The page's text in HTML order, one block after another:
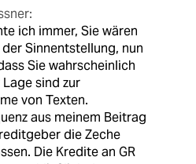
ich immer, Sie wären
Sinnentstellung, nun
Sie wahrscheinlich
sind zur
von Texten.
aus meinem Beitrag
die Zeche
Die Kredite an GR